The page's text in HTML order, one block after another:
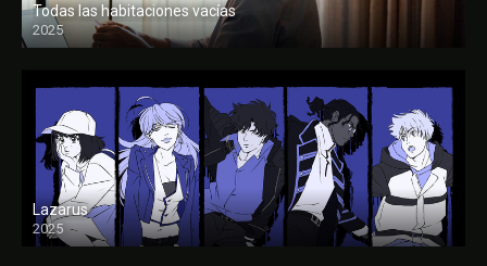
Todas las habitaciones vacías
2025
FULL HD
Lazarus
2025